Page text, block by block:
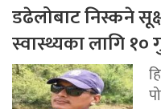
डढेलोबाट निस्कने
स्वास्थ्यका लागि